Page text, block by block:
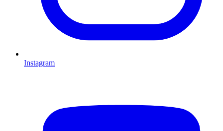
Instagram